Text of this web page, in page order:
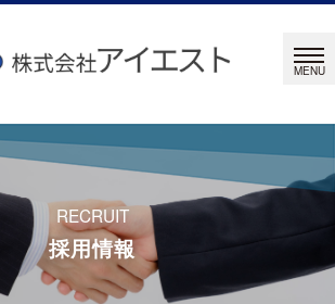
RECRUIT
採用情報